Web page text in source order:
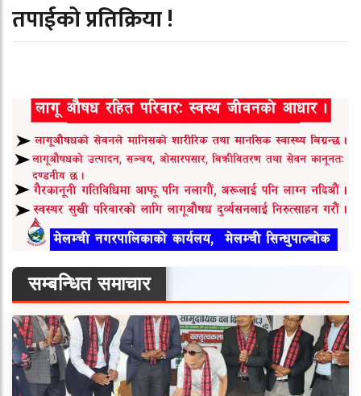
तपाईको प्रतिक्रिया !
सम्बन्धित समाचार